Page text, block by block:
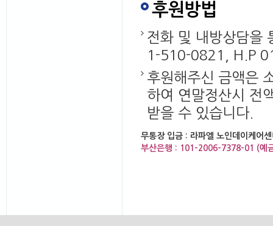
후원방법
전화 및 내방상담을
1-510-0821, H.P
후원해주신 금액은
하여 연말정산시 전
받을 수 있습니다.
무통장 입금 : 라파엘 노인데이케어
부산은행 : 101-2006-7378-01 (예